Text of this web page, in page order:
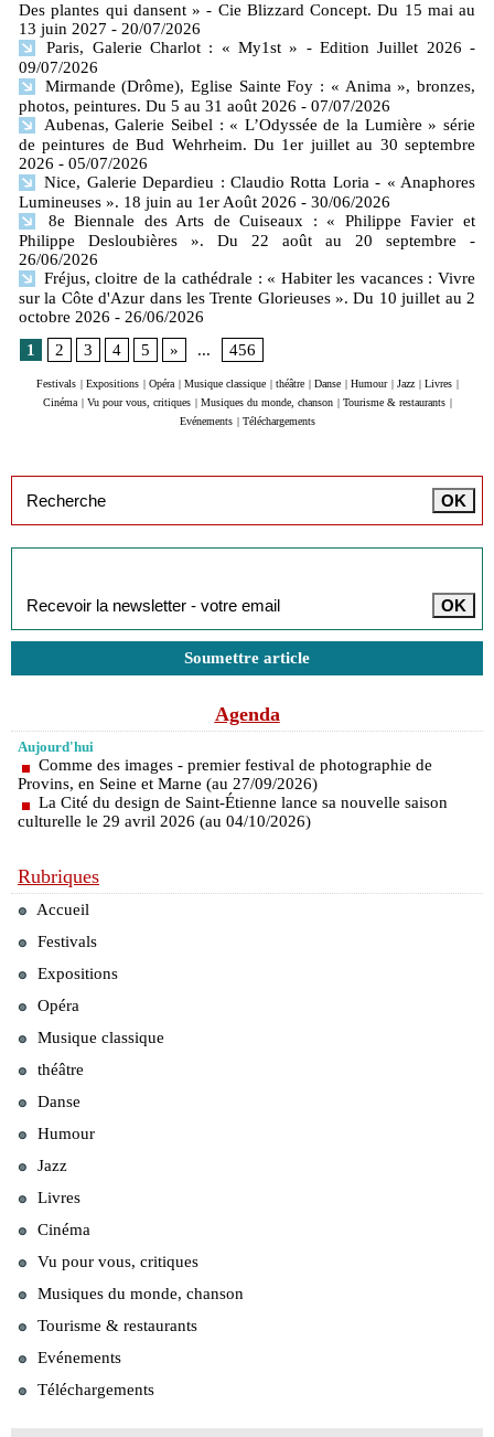
Des plantes qui dansent » - Cie Blizzard Concept. Du 15 mai au
13 juin 2027 - 20/07/2026
Paris, Galerie Charlot : « My1st » - Edition Juillet 2026 -
09/07/2026
Mirmande (Drôme), Eglise Sainte Foy : « Anima », bronzes,
photos, peintures. Du 5 au 31 août 2026 - 07/07/2026
Aubenas, Galerie Seibel : « L’Odyssée de la Lumière » série
de peintures de Bud Wehrheim. Du 1er juillet au 30 septembre
2026 - 05/07/2026
Nice, Galerie Depardieu : Claudio Rotta Loria - « Anaphores
Lumineuses ». 18 juin au 1er Août 2026 - 30/06/2026
8e Biennale des Arts de Cuiseaux : « Philippe Favier et
Philippe Desloubières ». Du 22 août au 20 septembre
-
26/06/2026
Fréjus, cloitre de la cathédrale : « Habiter les vacances : Vivre
sur la Côte d'Azur dans les Trente Glorieuses ». Du 10 juillet au 2
octobre 2026 - 26/06/2026
1
2 3 4 5 » ... 456
Festivals Expositions Opéra Musique classique théâtre Danse Humour Jazz Livres
Cinéma
Vu pour vous, critiques Musiques du monde, chanson Tourisme & restaurants
Evénements
Téléchargements
Soumettre article
Agenda
Aujourd'hui
Comme des images - premier festival de photographie de
Provins, en Seine et Marne (au 27/09/2026)
La Cité du design de Saint-Étienne lance sa nouvelle saison
culturelle le 29 avril 2026 (au 04/10/2026)
Rubriques
Accueil
Festivals
Expositions
Opéra
Musique classique
théâtre
Danse
Humour
Jazz
Livres
Cinéma
Vu pour vous, critiques
Musiques du monde, chanson
Tourisme & restaurants
Evénements
Téléchargements